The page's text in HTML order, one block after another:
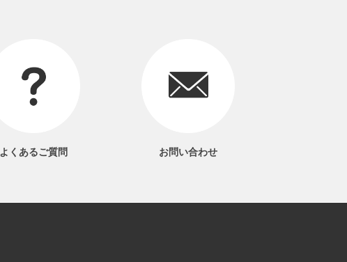
よくあるご質問 お問い合わせ